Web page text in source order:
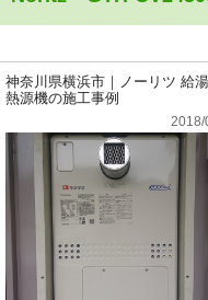
神奈川県横浜市｜ノーリツ 給
熱源機の施工事例